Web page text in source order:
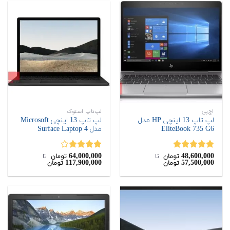
اچ‌پی
لپ تاپ 13 اینچی HP مدل
EliteBook 735 G6
نمره5.00
از 5
48,600,000 تومان ‌ تا ‌
57,500,000 تومان
لپ‌تاپ استوک
لپ تاپ 13 اینچی Microsoft
مدل Surface Laptop 4
نمره
3.75از
64,000,000 تومان ‌ تا ‌
117,900,000 تومان